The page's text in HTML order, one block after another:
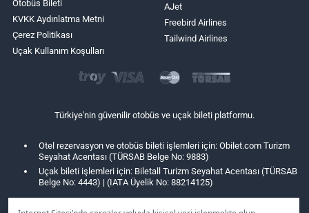
Otobüs Bileti
KVKK Aydınlatma Metni
Çerez Politikası
Uçak Kullanım Koşulları
AJet
Freebird Airlines
Tailwind Airlines
Türkiye'nin güvenilir otobüs ve uçak bileti platformu.
Otel rezervasyon ve otobüs bileti işlemleri için: Obilet.com Turizm
Seyahat Acentası (TÜRSAB Belge No: 9883)
Uçak bileti işlemleri için: Biletall Turizm Seyahat Acentası (TÜRSAB
Belge No: 4443) | (IATA Üyelik No: 88214125)